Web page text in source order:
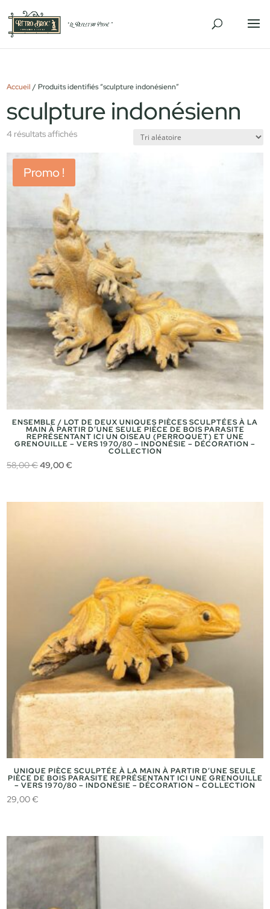
Accueil / Produits identifiés “sculpture indonésienn”
sculpture indonésienn
4 résultats affichés
Promo !
ENSEMBLE / LOT DE DEUX UNIQUES PIÈCES SCULPTÉES À LA
MAIN À PARTIR D’UNE SEULE PIÈCE DE BOIS PARASITE
REPRÉSENTANT ICI UN OISEAU (PERROQUET) ET UNE
GRENOUILLE – VERS 1970/80 – INDONÉSIE – DÉCORATION –
COLLECTION
58,00€Le
49,00€Le
UNIQUE PIÈCE SCULPTÉE À LA MAIN À PARTIR D’UNE SEULE
PIÈCE DE BOIS PARASITE REPRÉSENTANT ICI UNE GRENOUILLE
– VERS 1970/80 – INDONÉSIE – DÉCORATION – COLLECTION
29,00€